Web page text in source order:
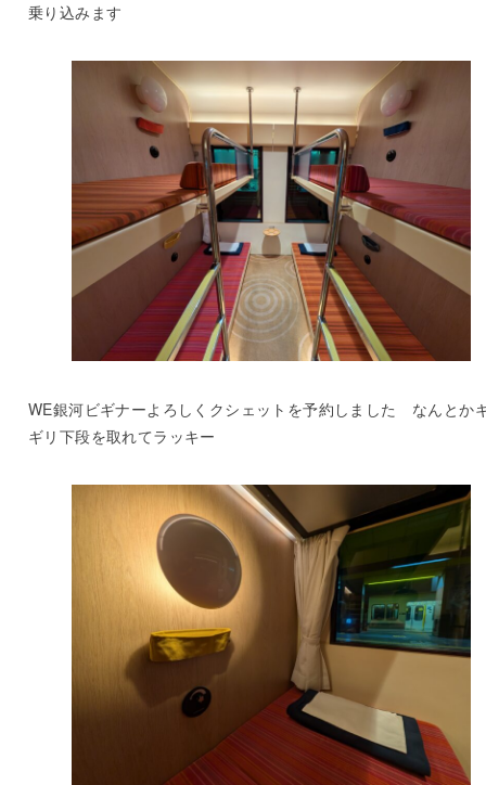
乗り込みます
WE銀河ビギナーよろしくクシェットを予約しました なんとか
ギリ下段を取れてラッキー